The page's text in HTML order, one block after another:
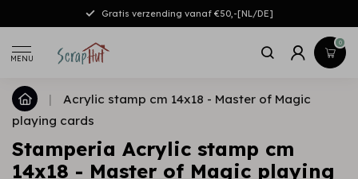
Gratis verzending vanaf €50,-[NL/DE]
MENU
0
|
Acrylic stamp cm 14x18 - Master of Magic
playing cards
Stamperia Acrylic stamp cm
14x18 - Master of Magic playing